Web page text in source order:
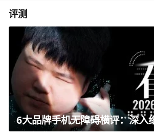
评测